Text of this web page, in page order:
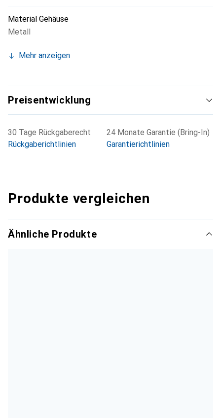
Material Gehäuse
Metall
Mehr anzeigen
Preisentwicklung
30 Tage Rückgaberecht
Rückgaberichtlinien
24 Monate Garantie (Bring-In)
Garantierichtlinien
Produkte vergleichen
Ähnliche Produkte